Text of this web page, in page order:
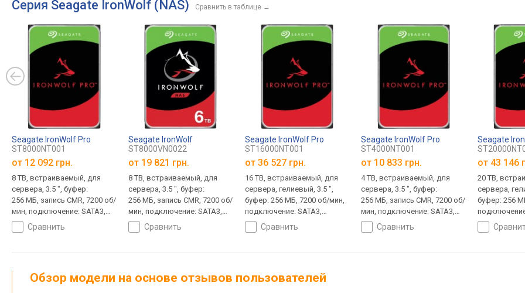
Серия Seagate IronWolf (NAS) Сравнить в таблице →
Seagate IronWolf Pro
ST8000NT001
от 12 092 грн.
8 TB, встраиваемый, для
сервера, 3.5 ", буфер:
256 МБ, запись CMR, 7200 об/
мин, подключение: SATA3,
гарантия 5 лет
сравнить
Seagate IronWolf
ST8000VN0022
от 19 821 грн.
8 TB, встраиваемый, для
сервера, 3.5 ", буфер:
256 МБ, запись CMR, 7200 об/
мин, подключение: SATA3,
гарантия 3 года
сравнить
Seagate IronWolf Pro
ST16000NT001
от 36 527 грн.
16 TB, встраиваемый, для
сервера, гелиевый, 3.5 ",
буфер: 256 МБ, 7200 об/мин,
подключение: SATA3,
гарантия 5 лет
сравнить
Seagate IronWolf Pro
ST4000NT001
от 10 833 грн.
4 TB, встраиваемый, для
сервера, 3.5 ", буфер:
256 МБ, запись CMR, 7200 об/
мин, подключение: SATA3,
гарантия 5 лет
сравнить
Seagate
от 43 146
20 TB,
сервера,
буфер: 256
гарантия 5
Обзор модели на основе отзывов пользователей